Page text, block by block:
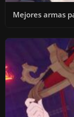
Mejores armas